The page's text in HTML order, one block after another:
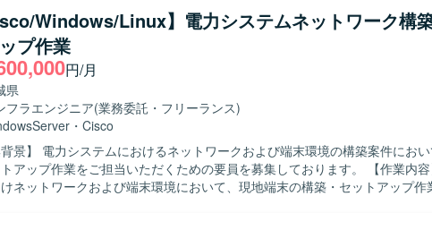
ションです。 【開発環境】 Delphiを用いたパッケージソフト開発環境となります。
Windows/Linux】電力システムネットワーク構
プ作業
円/月
県
フラエンジニア(業務委託・フリーランス)
・ Cisco
背景】 電力システムにおけるネットワークおよび端末環境の構築案件にお
ップ作業をご担当いただくための要員を募集しております。 【作業内容】 電力シス
ネットワークおよび端末環境において、現地端末の構築・セットアップ作